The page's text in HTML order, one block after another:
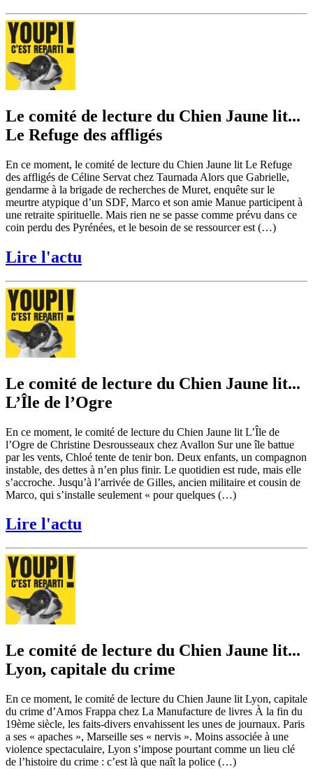
Le comité de lecture du Chien Jaune lit...
Le Refuge des affligés
En ce moment, le comité de lecture du Chien Jaune lit Le Refuge
des affligés de Céline Servat chez Taurnada Alors que Gabrielle,
gendarme à la brigade de recherches de Muret, enquête sur le
meurtre atypique d’un SDF, Marco et son amie Manue participent à
une retraite spirituelle. Mais rien ne se passe comme prévu dans ce
coin perdu des Pyrénées, et le besoin de se ressourcer est (…)
Lire l'actu
Le comité de lecture du Chien Jaune lit...
L’Île de l’Ogre
En ce moment, le comité de lecture du Chien Jaune lit L’Île de
l’Ogre de Christine Desrousseaux chez Avallon Sur une île battue
par les vents, Chloé tente de tenir bon. Deux enfants, un compagnon
instable, des dettes à n’en plus finir. Le quotidien est rude, mais elle
s’accroche. Jusqu’à l’arrivée de Gilles, ancien militaire et cousin de
Marco, qui s’installe seulement « pour quelques (…)
Lire l'actu
Le comité de lecture du Chien Jaune lit...
Lyon, capitale du crime
En ce moment, le comité de lecture du Chien Jaune lit Lyon, capitale
du crime d’Amos Frappa chez La Manufacture de livres À la fin du
19ème siècle, les faits-divers envahissent les unes de journaux. Paris
a ses « apaches », Marseille ses « nervis ». Moins associée à une
violence spectaculaire, Lyon s’impose pourtant comme un lieu clé
de l’histoire du crime : c’est là que naît la police (…)